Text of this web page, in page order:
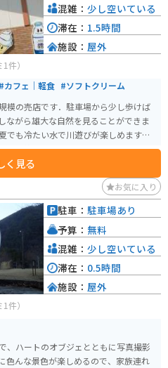
1件）
#カフェ｜軽食 #ソフトクリーム
模の売店です．駐車場から少し歩けば
ながら雄大な自然を見ることができま
でも冷たい水で川遊びが楽しめます．
ムは絶品です．
く見る
混雑： 少し空いている
滞在： 1.5時間
施設： 屋外
お気に入り
1件）
、ハートのオブジェとともに写真撮影
色んな景色が楽しめるので、家族連れ
駐車： 駐車場あり
予算： 無料
混雑： 少し空いている
滞在： 0.5時間
施設： 屋外